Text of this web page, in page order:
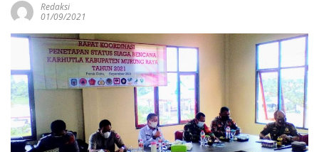
Redaksi
01/09/2021